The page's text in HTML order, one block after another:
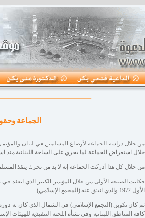
الجماعة
من خلال دراسة الجماعة لأوضاع المسلمين في لبنان
خلال استعراض الجماعة لما يجري على الساحة اللبنانية منذ
من خلال كل هذا أدركت الجماعة إنه لا بد من تحرك ينقذ
الأول 1972 والذي انبثق عنه (المجمع الإسلامي).
ثم كان تكوين (التجمع الإسلامي) في الشمال الذي كان له
كافة المناطق اللبنانية وفي نشأة اللجنة التنفيذية للهيئات